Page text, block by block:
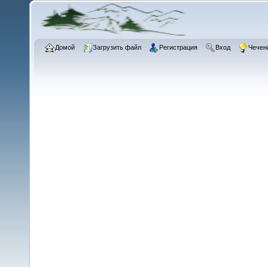
Домой Загрузить файл Регистрация Вход